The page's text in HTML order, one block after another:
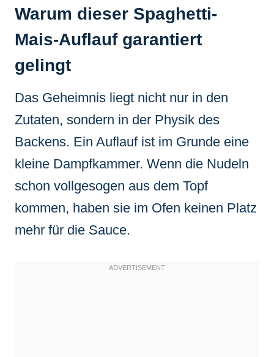
Warum dieser Spaghetti-
Mais-Auflauf garantiert
gelingt
Das Geheimnis liegt nicht nur in den
Zutaten, sondern in der Physik des
Backens. Ein Auflauf ist im Grunde eine
kleine Dampfkammer. Wenn die Nudeln
schon vollgesogen aus dem Topf
kommen, haben sie im Ofen keinen Platz
mehr für die Sauce.